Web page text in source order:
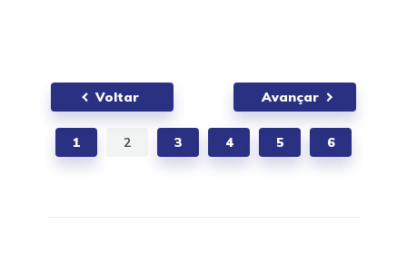
Paginação
de
posts
Voltar
1 2 3 4 5 6
Avançar